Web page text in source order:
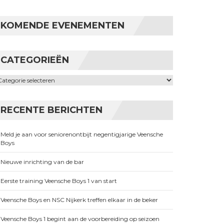
KOMENDE EVENEMENTEN
CATEGORIEËN
RECENTE BERICHTEN
Meld je aan voor seniorenontbijt negentigjarige Veensche
Boys
Nieuwe inrichting van de bar
Eerste training Veensche Boys 1 van start
Veensche Boys en NSC Nijkerk treffen elkaar in de beker
Veensche Boys 1 begint aan de voorbereiding op seizoen